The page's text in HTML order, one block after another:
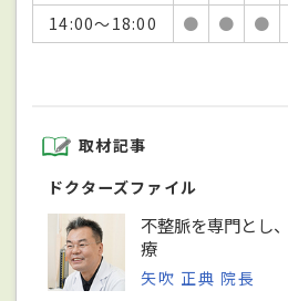
14:00～18:00
● ● ●
取材記事
ドクターズファイル
不整脈を専門とし
療
矢吹 正典 院長